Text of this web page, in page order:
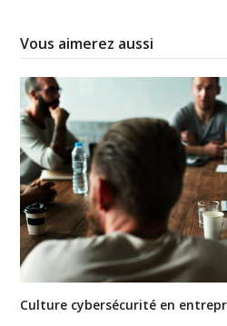
Vous aimerez aussi
Culture cybersécurité en